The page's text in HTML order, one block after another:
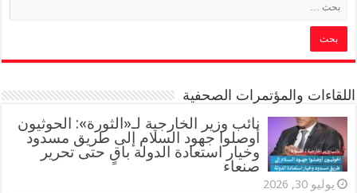
اللقاءات والمؤتمرات الصحفية
‏نائب وزير الخارجية لـ«الثورة»: الحوثيون
أوصلوا جهود السلام إلى طريق مسدود
وخيار استعادة الدولة باقٍ حتى تحرير
صنعاء
يوليو 30, 2026